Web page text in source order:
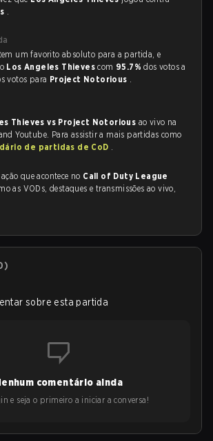
.
um favorito absoluto para a partida, e
Los Angeles Thievescom 95.7%dos votos a
votos para Project Notorious .
Thieves vs Project Notorious ao vivo na
Youtube. Para assistir a mais partidas como
de partidas de CoD .
que acontece no Call of Duty League
as VODs, destaques e transmissões ao vivo,
)
sobre esta partida
comentário ainda
e seja o primeiro a iniciar a conversa!